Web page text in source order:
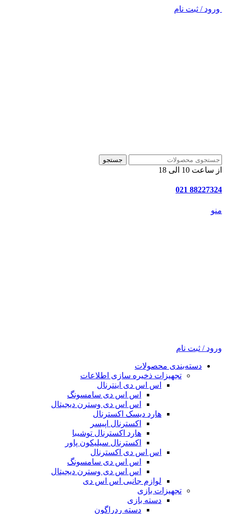
ورود / ثبت نام
جستجو
از ساعت 10 الی 18
88227324 021
منو
ورود / ثبت نام
دسته‌بندی محصولات
تجهیزات ذخیره سازی اطلاعات
اس اس دی اینترنال
اس اس دی سامسونگ
اس اس دی وسترن دیجیتال
هارد دیسک اکسترنال
اکسترنال اپیسر
هارد اکسترنال توشیبا
اکسترنال سیلیکون پاور
اس اس دی اکسترنال
اس اس دی سامسونگ
اس اس دی وسترن دیجیتال
لوازم جانبی اس اس دی
تجهیزات بازی
دسته بازی
دسته ردراگون